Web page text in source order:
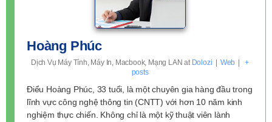
Hoàng Phúc
Dịch Vụ Máy Tính, Máy In, Macbook, Mạng LAN at Dolozi Web
+
posts
Điểu Hoàng Phúc, 33 tuổi, là một chuyên gia hàng đầu trong
lĩnh vực công nghệ thông tin (CNTT) với hơn 10 năm kinh
nghiệm thực chiến. Không chỉ là một kỹ thuật viên lành